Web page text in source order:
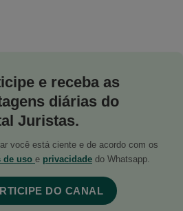
e receba as
diárias do
Juristas.
você está ciente e de acordo com os
de uso e privacidade do Whatsapp.
DO CANAL